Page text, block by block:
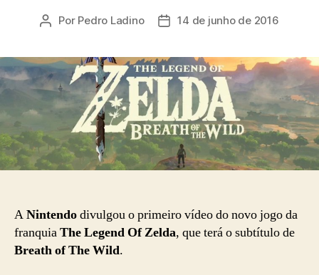
Autor
Por Pedro Ladino
Data14 de junho de 2016
ANintendodivulgou o primeiro vídeo do novo jogo da
franquiaThe Legend Of Zelda, que terá o subtítulo de
Breath of The Wild.